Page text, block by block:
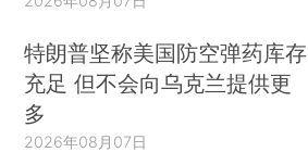
特朗普坚称美国防空弹药库存
充足 但不会向乌克兰提供更
多
2026年08月07日